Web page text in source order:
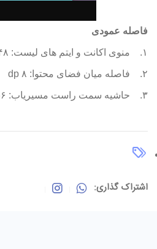
فاصله عمودی
۱. منوی اکانت و ایتم های لیست: ۴۸ dp
۲. فاصله میان فضای محتوا: ۸ dp
۳. حاشیه سمت راست مسیریاب: ۵۶ dp
اشتراک گذاری: